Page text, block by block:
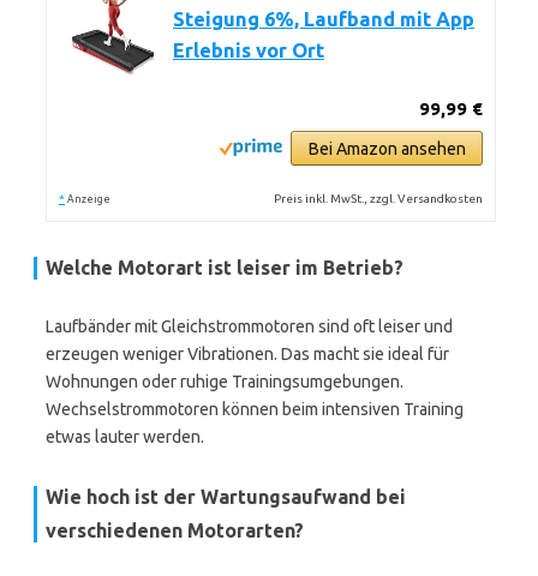
Steigung 6%, Laufband mit App
Erlebnis vor Ort
99,99 €
Bei Amazon ansehen
* Anzeige Preis inkl. MwSt., zzgl. Versandkosten
Welche Motorart ist leiser im Betrieb?
Laufbänder mit Gleichstrommotoren sind oft leiser und
erzeugen weniger Vibrationen. Das macht sie ideal für
Wohnungen oder ruhige Trainingsumgebungen.
Wechselstrommotoren können beim intensiven Training
etwas lauter werden.
Wie hoch ist der Wartungsaufwand bei
verschiedenen Motorarten?